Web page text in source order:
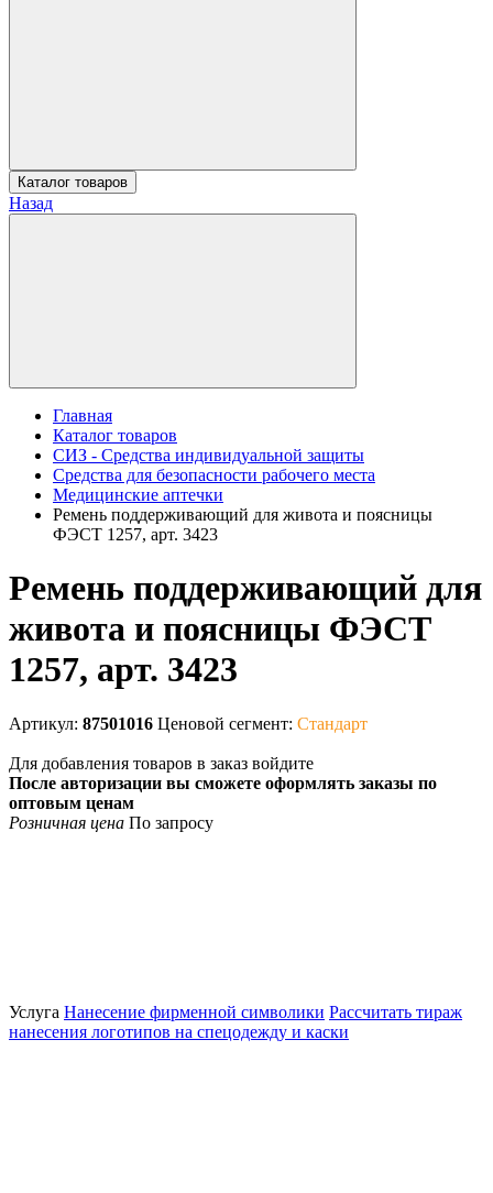
Каталог товаров
Назад
Главная
Каталог товаров
СИЗ - Средства индивидуальной защиты
Средства для безопасности рабочего места
Медицинские аптечки
Ремень поддерживающий для живота и поясницы
ФЭСТ 1257, арт. 3423
Ремень поддерживающий для
живота и поясницы ФЭСТ
1257, арт. 3423
Артикул: 87501016 Ценовой сегмент: Стандарт
Для добавления товаров в заказ войдите
После авторизации вы сможете оформлять заказы по
оптовым ценам
Розничная цена По запросу
Услуга Нанесение фирменной символики Рассчитать тираж
нанесения логотипов на спецодежду и каски